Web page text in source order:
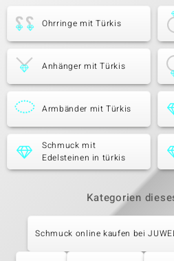
Ohrringe mit Türkis
Anhänger mit Türkis
Armbänder mit Türkis
Schmuck mit
Edelsteinen in türkis
Kategorien
Schmuck online kaufen bei